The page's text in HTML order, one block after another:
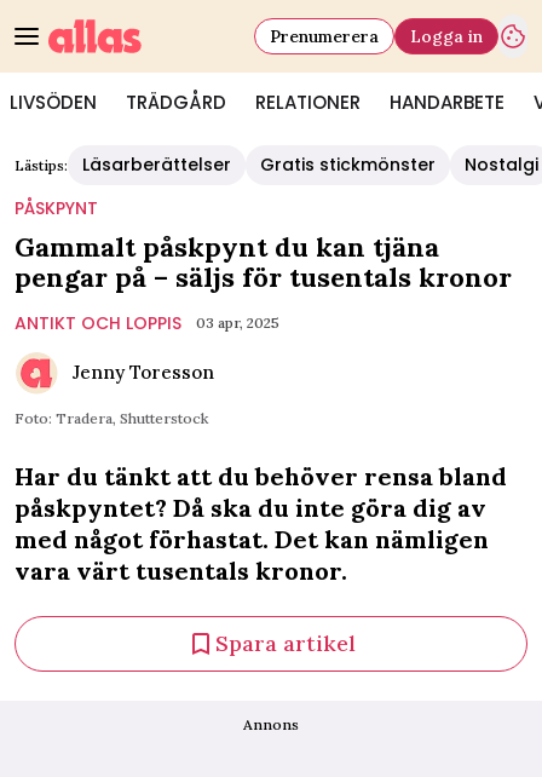
LIVSÖDEN TRÄDGÅRD RELATIONER HANDARBETE
Prenumerera Logga in
Lästips: Läsarberättelser Gratis stickmönster
Nostalgi
PÅSKPYNT
Gammalt påskpynt du kan tjäna
pengar på – säljs för tusentals kronor
ANTIKT OCH LOPPIS 03 apr, 2025
Jenny Toresson
Foto: Tradera, Shutterstock
Har du tänkt att du behöver rensa bland
påskpyntet? Då ska du inte göra dig av
med något förhastat. Det kan nämligen
vara värt tusentals kronor.
Spara artikel
Annons